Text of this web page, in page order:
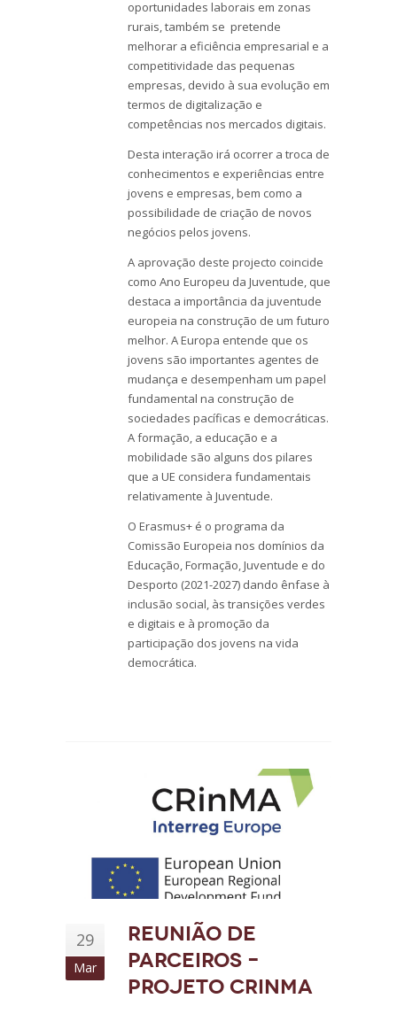
oportunidades laborais em zonas
rurais, também se pretende
melhorar a eficiência empresarial e a
competitividade das pequenas
empresas, devido à sua evolução em
termos de digitalização e
competências nos mercados digitais.
Desta interação irá ocorrer a troca de
conhecimentos e experiências entre
jovens e empresas, bem como a
possibilidade de criação de novos
negócios pelos jovens.
A aprovação deste projecto coincide
como Ano Europeu da Juventude, que
destaca a importância da juventude
europeia na construção de um futuro
melhor. A Europa entende que os
jovens são importantes agentes de
mudança e desempenham um papel
fundamental na construção de
sociedades pacíficas e democráticas.
A formação, a educação e a
mobilidade são alguns dos pilares
que a UE considera fundamentais
relativamente à Juventude.
O Erasmus+ é o programa da
Comissão Europeia nos domínios da
Educação, Formação, Juventude e do
Desporto (2021-2027) dando ênfase à
inclusão social, às transições verdes
e digitais e à promoção da
participação dos jovens na vida
democrática.
29
Mar
Reunião de
parceiros –
Projeto CRinMA